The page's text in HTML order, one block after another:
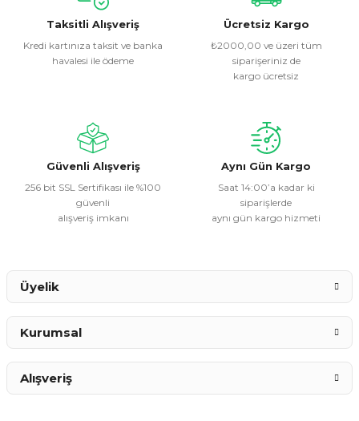
kullanarak tarafımıza iletebilirsiniz.
Görüş ve önerileriniz için teşekkür ederiz.
Ürün resmi kalitesiz, bozuk veya görüntülenemiyor.
Ürün fiyatı diğer sitelerden daha pahalı.
Bu ürüne benzer farklı alternatifler olmalı.
Taksitli Alışveriş
Kredi kartınıza taksit ve banka
havalesi ile ödeme
Ücretsiz Kargo
₺2000,00 ve üzeri tüm
siparişeriniz de
kargo ücretsiz
Güvenli Alışveriş
256 bit SSL Sertifikası ile %100
güvenli
alışveriş imkanı
Aynı Gün Kargo
Saat 14:00’a kadar ki
siparişlerde
aynı gün kargo hizmeti
Üyelik
Kurumsal
Alışveriş